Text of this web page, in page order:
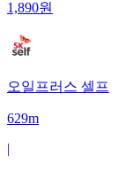
1,890원
오일프러스 셀프
629m
|